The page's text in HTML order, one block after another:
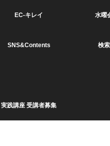
EC-キレイ 水曜
SNS&Contents 検索
実践講座 受講者募集